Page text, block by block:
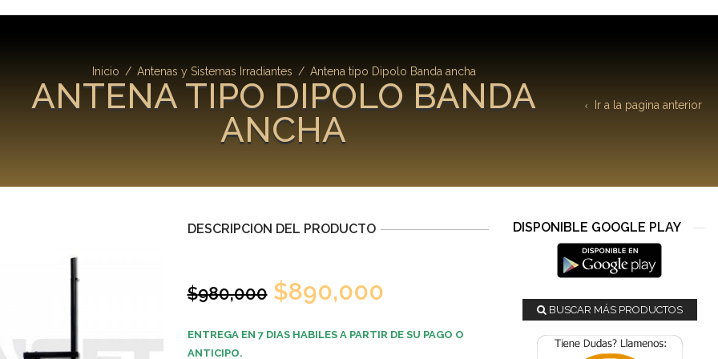
Inicio / Antenas y Sistemas Irradiantes / Antena tipo Dipolo Banda ancha
ANTENA TIPO DIPOLO BANDA
ANCHA
Ir a la pagina anterior
DESCRIPCION DEL PRODUCTO
$980,000 $890,000
ENTREGA EN 7 DIAS HABILES A PARTIR DE SU PAGO O
ANTICIPO.
DISPONIBLE GOOGLE PLAY
BUSCAR MÁS PRODUCTOS